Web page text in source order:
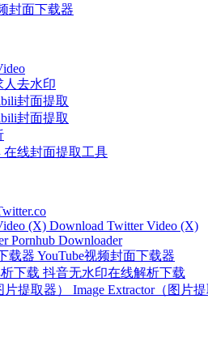
封面下载器
人去水印
封面提取
封面提取
在线封面提取工具
Download Twitter Video (X)
Pornhub Downloader
YouTube视频封面下载器
抖音无水印在线解析下载
Image Extractor（图片提